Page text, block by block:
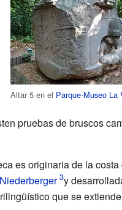
Altar 5 en el Parque-Museo La
pruebas de bruscos
es originaria de la costa
y
que se extiende